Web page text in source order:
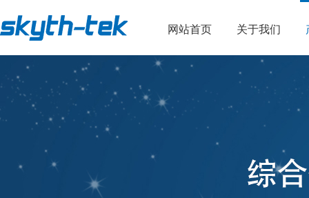
网站首页 关于我们